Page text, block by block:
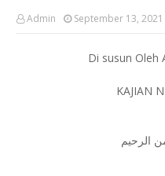
Admin September 13, 2021
Di susun Oleh
KAJIAN
الرحيم